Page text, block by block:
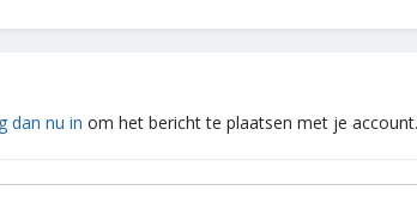
dan nu in om het bericht te plaatsen met je account.